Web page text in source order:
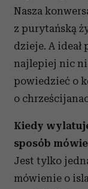
Nasza
z purytańską
dzieje. A
najlepiej nic
powiedzieć o
o
Kiedy
sposób
Jest tylko
mówienie o